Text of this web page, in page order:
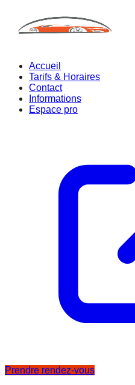
Accueil
Tarifs & Horaires
Contact
Informations
Espace pro
Prendre rendez-vous